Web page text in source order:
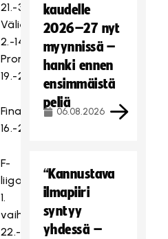
21.-31.3.2025
Välierät
2.-14.4.2025
Pronssiottelu
19.-20.4.2025
Finaalit
16.-29.4.2025
F-
liigakarsinnat
1.
vaihe
22.-30.3.2025
kaudelle
2026–27 nyt
myynnissä –
hanki ennen
ensimmäistä
peliä
06.08.2026
“Kannustava
ilmapiiri
syntyy
yhdessä –